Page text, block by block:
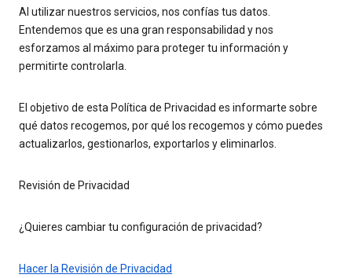
Al utilizar nuestros servicios, nos confías tus datos.
Entendemos que es una gran responsabilidad y nos
esforzamos al máximo para proteger tu información y
permitirte controlarla.
El objetivo de esta Política de Privacidad es informarte sobre
qué datos recogemos, por qué los recogemos y cómo puedes
actualizarlos, gestionarlos, exportarlos y eliminarlos.
Revisión de Privacidad
¿Quieres cambiar tu configuración de privacidad?
Hacer la Revisión de Privacidad